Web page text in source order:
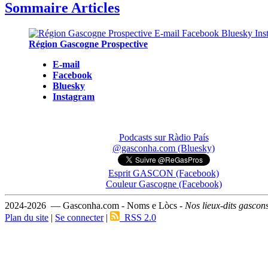
Sommaire Articles
Région Gascogne Prospective
E-mail
Facebook
Bluesky
Instagram
Podcasts sur Ràdio País
@gasconha.com (Bluesky)
Esprit GASCON (Facebook)
Couleur Gascogne (Facebook)
2024-2026 — Gasconha.com - Noms e Lòcs - Nos lieux-dits
Plan du site | Se connecter| RSS 2.0